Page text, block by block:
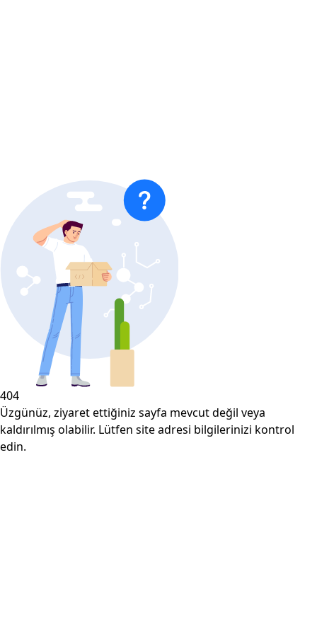
404
Üzgünüz, ziyaret ettiğiniz sayfa mevcut değil veya
kaldırılmış olabilir. Lütfen site adresi bilgilerinizi kontrol
edin.